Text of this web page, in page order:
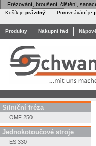
Frézování, broušení, čištění,
Košík je prázdný! Porovnávání je
Produkty Nákupní řád
Silniční fréza
OMF 250
Jednokotoučové stroje
ES 330